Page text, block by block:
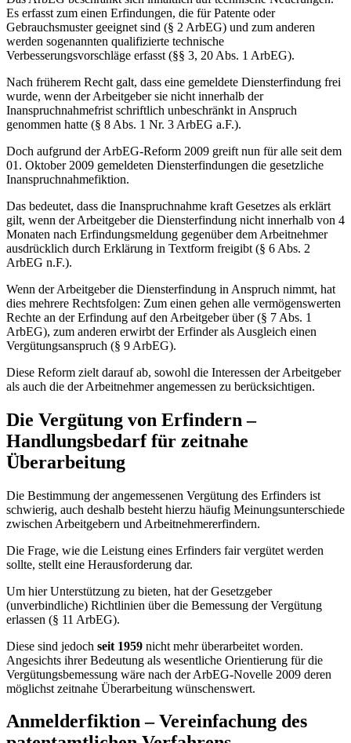
Es erfasst zum einen Erfindungen, die für Patente oder
Gebrauchsmuster geeignet sind (§ 2 ArbEG) und zum anderen
werden sogenannten qualifizierte technische
Verbesserungsvorschläge erfasst (§§ 3, 20 Abs. 1 ArbEG).
Nach früherem Recht galt, dass eine gemeldete Diensterfindung frei
wurde, wenn der Arbeitgeber sie nicht innerhalb der
Inanspruchnahmefrist schriftlich unbeschränkt in Anspruch
genommen hatte (§ 8 Abs. 1 Nr. 3 ArbEG a.F.).
Doch aufgrund der ArbEG-Reform 2009 greift nun für alle seit dem
01. Oktober 2009 gemeldeten Diensterfindungen die gesetzliche
Inanspruchnahmefiktion.
Das bedeutet, dass die Inanspruchnahme kraft Gesetzes als erklärt
gilt, wenn der Arbeitgeber die Diensterfindung nicht innerhalb von 4
Monaten nach Erfindungsmeldung gegenüber dem Arbeitnehmer
ausdrücklich durch Erklärung in Textform freigibt (§ 6 Abs. 2
ArbEG n.F.).
Wenn der Arbeitgeber die Diensterfindung in Anspruch nimmt, hat
dies mehrere Rechtsfolgen: Zum einen gehen alle vermögenswerten
Rechte an der Erfindung auf den Arbeitgeber über (§ 7 Abs. 1
ArbEG), zum anderen erwirbt der Erfinder als Ausgleich einen
Vergütungsanspruch (§ 9 ArbEG).
Diese Reform zielt darauf ab, sowohl die Interessen der Arbeitgeber
als auch die der Arbeitnehmer angemessen zu berücksichtigen.
Die Vergütung von Erfindern –
Handlungsbedarf für zeitnahe
Überarbeitung
Die Bestimmung der angemessenen Vergütung des Erfinders ist
schwierig, auch deshalb besteht hierzu häufig Meinungsunterschiede
zwischen Arbeitgebern und Arbeitnehmererfindern.
Die Frage, wie die Leistung eines Erfinders fair vergütet werden
sollte, stellt eine Herausforderung dar.
Um hier Unterstützung zu bieten, hat der Gesetzgeber
(unverbindliche) Richtlinien über die Bemessung der Vergütung
erlassen (§ 11 ArbEG).
Diese sind jedoch seit 1959 nicht mehr überarbeitet worden.
Angesichts ihrer Bedeutung als wesentliche Orientierung für die
Vergütungsbemessung wäre nach der ArbEG-Novelle 2009 deren
möglichst zeitnahe Überarbeitung wünschenswert.
Anmelderfiktion – Vereinfachung des